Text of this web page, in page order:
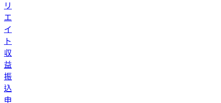
リ
エ
イ
ト
収
益
振
込
申